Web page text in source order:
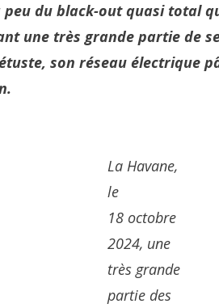
peu du black-out quasi total
une très grande partie de
son réseau électrique
La Havane,
le
18 octobre
2024, une
très grande
partie des